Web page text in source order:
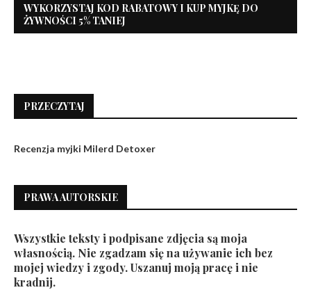
WYKORZYSTAJ KOD RABATOWY I KUP MYJKĘ DO
ŻYWNOŚCI 5% TANIEJ
PRZECZYTAJ
Recenzja myjki Milerd Detoxer
PRAWA AUTORSKIE
Wszystkie teksty i podpisane zdjęcia są moja
własnością. Nie zgadzam się na używanie ich bez
mojej wiedzy i zgody. Uszanuj moją pracę i nie
kradnij.